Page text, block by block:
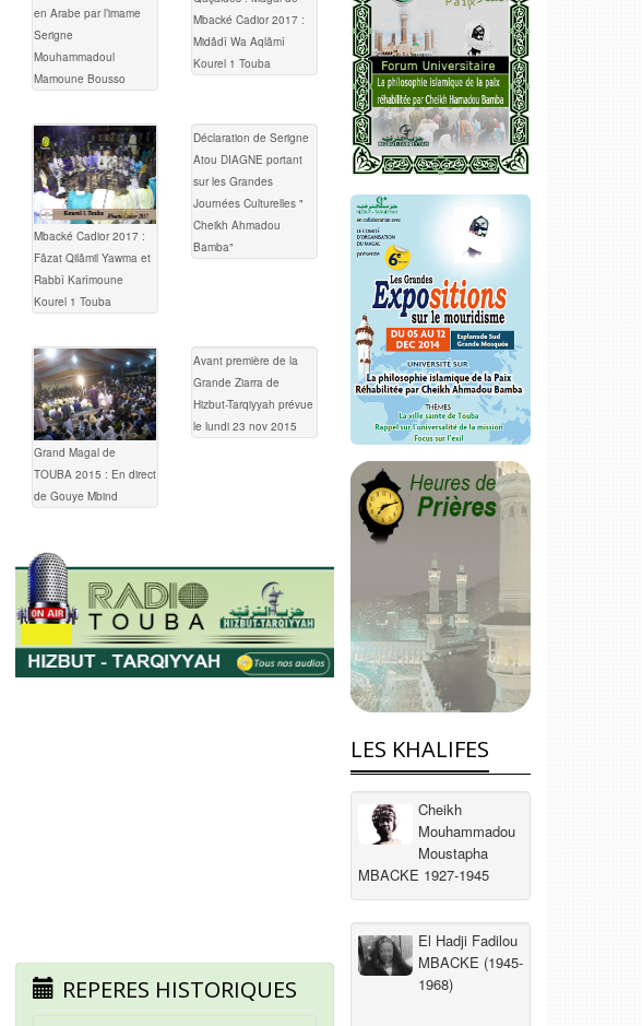
en Arabe par l’imame
Serigne
Mouhammadoul
Mamoune Bousso
Mbacké Cadior 2017 :
Midâdî Wa Aqlâmî
Kourel 1 Touba
Mbacké Cadior 2017 :
Fâzat Qilâmil Yawma et
Rabbî Karîmoune
Kourel 1 Touba
Déclaration de Serigne
Atou DIAGNE portant
sur les Grandes
Journées Culturelles "
Cheikh Ahmadou
Bamba"
Grand Magal de
TOUBA 2015 : En direct
de Gouye Mbind
Avant première de la
Grande Ziarra de
Hizbut-Tarqiyyah prévue
le lundi 23 nov 2015
REPERES HISTORIQUES
LES KHALIFES
Cheikh
Mouhammadou
Moustapha
MBACKE 1927-1945
El Hadji Fadilou
MBACKE (1945-
1968)